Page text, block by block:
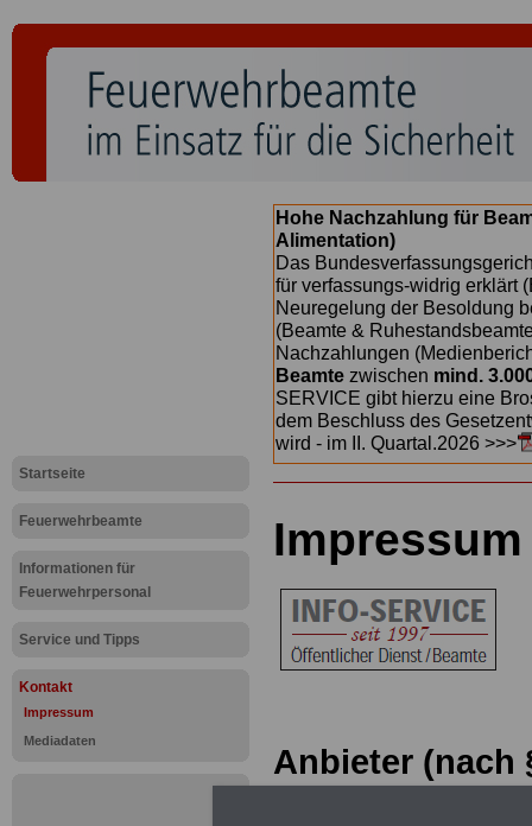
Startseite
Feuerwehrbeamte
Informationen für
Feuerwehrpersonal
Service und Tipps
Kontakt
Impressum
Mediadaten
Hohe Nachzahlung für
Alimentation)
Das
für verfassungs-widrig erklärt
Neuregelung der Besoldung
(Beamte &
Nachzahlungen
Beamte zwischen mind.
SERVICE gibt hierzu eine
dem Beschluss des
wird - im II. Quartal.2026 >>>
Impressum
Anbieter (nach